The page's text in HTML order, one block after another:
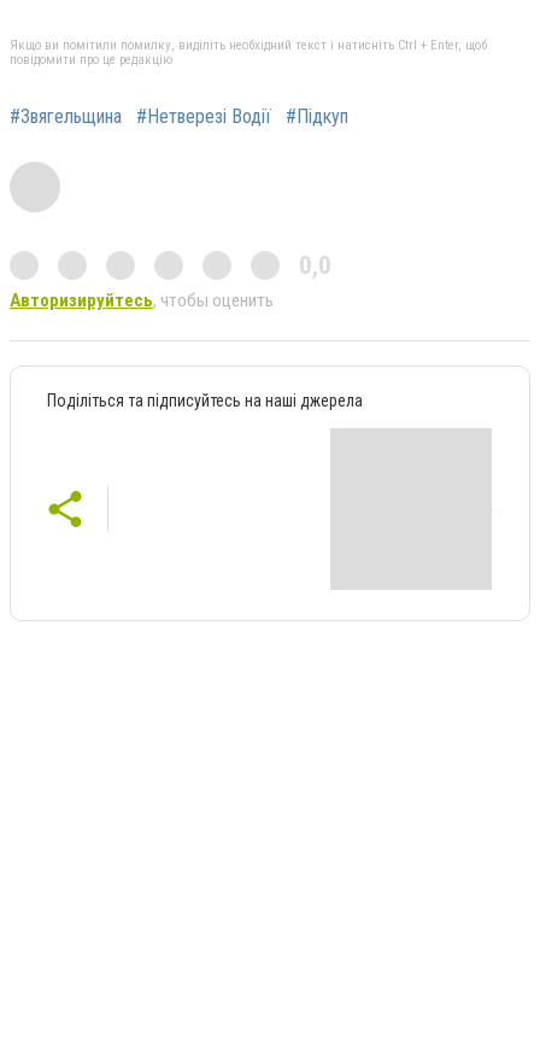
Якщо ви помітили помилку, виділіть необхідний текст і натисніть Ctrl + Enter, щоб
повідомити про це редакцію
#Звягельщина #Нетверезі Водії #Підкуп
0,0
Авторизируйтесь, чтобы оценить
Поділіться та підписуйтесь на наші джерела